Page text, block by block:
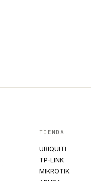
TIENDA
UBIQUITI
TP-LINK
MIKROTIK